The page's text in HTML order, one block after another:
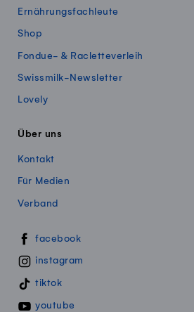
Ernährungsfachleute
Shop
Fondue- & Racletteverleih
Swissmilk-Newsletter
Lovely
Über uns
Kontakt
Für Medien
Verband
Swissmillk auf Social Media
facebook
instagram
tiktok
youtube